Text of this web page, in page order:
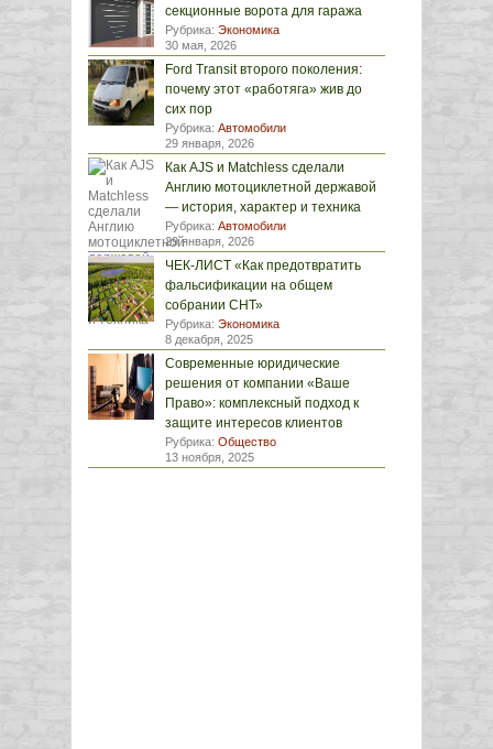
секционные ворота для гаража
Рубрика: Экономика
30 мая, 2026
Ford Transit второго поколения:
почему этот «работяга» жив до
сих пор
Рубрика: Автомобили
29 января, 2026
Как AJS и Matchless сделали
Англию мотоциклетной державой
— история, характер и техника
Рубрика: Автомобили
29 января, 2026
ЧЕК-ЛИСТ «Как предотвратить
фальсификации на общем
собрании СНТ»
Рубрика: Экономика
8 декабря, 2025
Современные юридические
решения от компании «Ваше
Право»: комплексный подход к
защите интересов клиентов
Рубрика: Общество
13 ноября, 2025